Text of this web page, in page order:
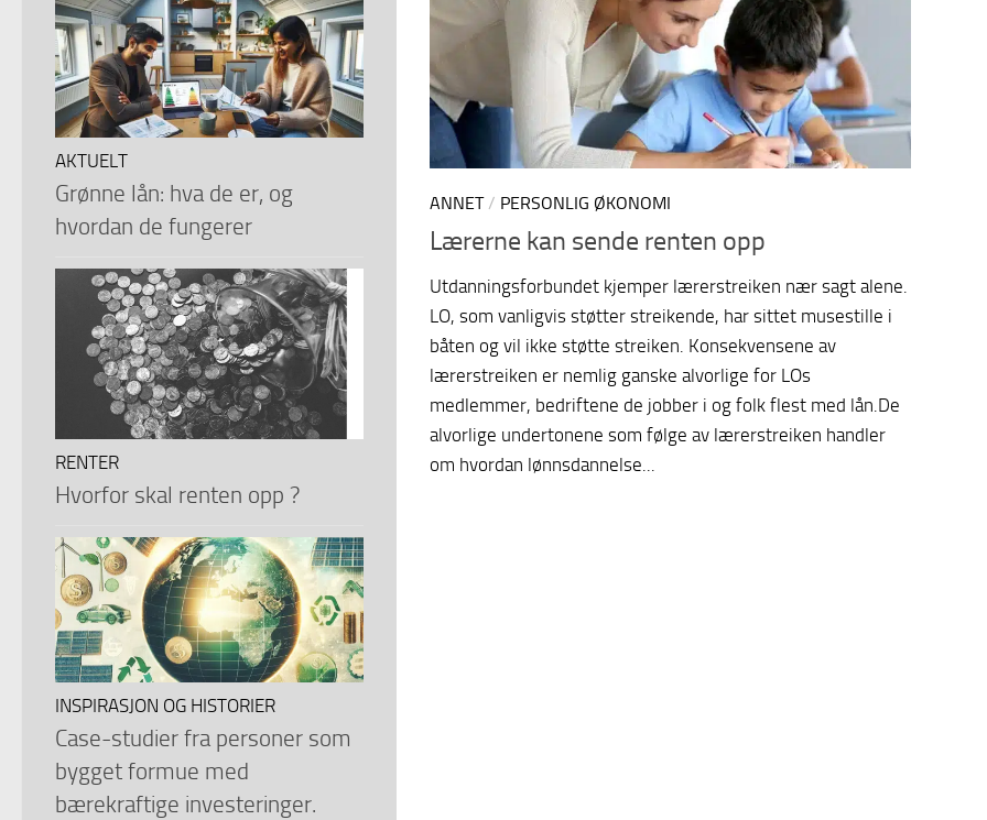
ANNET/ PERSONLIG ØKONOMI
Lærerne kan sende renten opp
Utdanningsforbundet kjemper lærerstreiken nær sagt alene.
LO, som vanligvis støtter streikende, har sittet musestille i
båten og vil ikke støtte streiken. Konsekvensene av
lærerstreiken er nemlig ganske alvorlige for LOs
medlemmer, bedriftene de jobber i og folk flest med lån.De
alvorlige undertonene som følge av lærerstreiken handler
om hvordan lønnsdannelse...
AKTUELT
Grønne lån: hva de er, og
hvordan de fungerer
RENTER
Hvorfor skal renten opp ?
INSPIRASJON OG HISTORIER
Case-studier fra personer som
bygget formue med
bærekraftige investeringer.